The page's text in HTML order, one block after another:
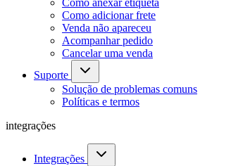
Como anexar etiqueta
Como adicionar frete
Venda não apareceu
Acompanhar pedido
Cancelar uma venda
Suporte
Solução de problemas comuns
Políticas e termos
integrações
Integrações